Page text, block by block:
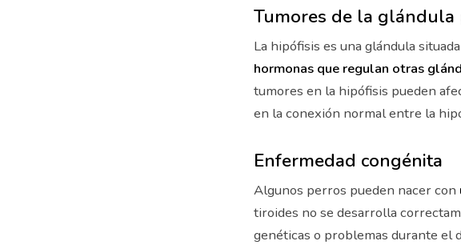
Tumores de la
La hipófisis es una glándula
hormonas que regulan otras
tumores en la hipófisis pueden
en la conexión normal entre la
Enfermedad congénita
Algunos perros pueden nacer con
tiroides no se desarrolla
genéticas o problemas durante el